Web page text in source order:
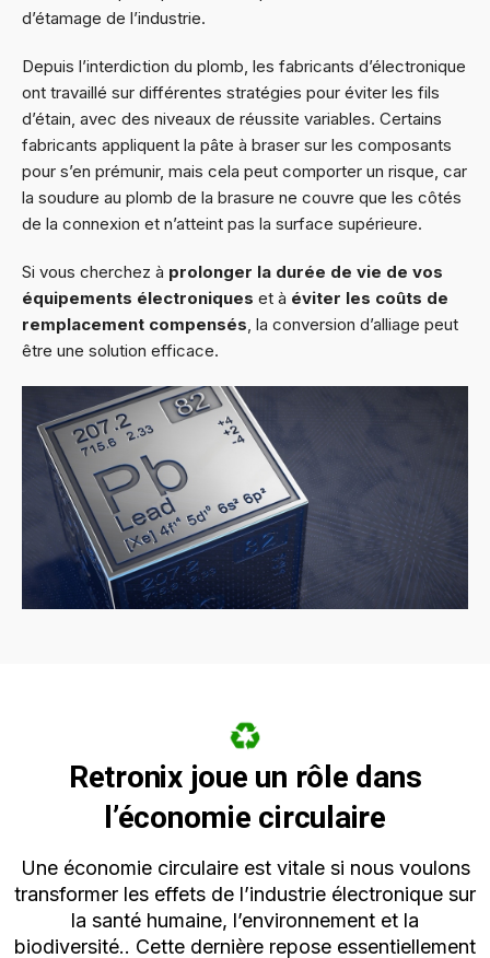
d’étamage de l’industrie.
Depuis l’interdiction du plomb, les fabricants d’électronique
ont travaillé sur différentes stratégies pour éviter les fils
d’étain, avec des niveaux de réussite variables. Certains
fabricants appliquent la pâte à braser sur les composants
pour s’en prémunir, mais cela peut comporter un risque, car
la soudure au plomb de la brasure ne couvre que les côtés
de la connexion et n’atteint pas la surface supérieure.
Si vous cherchez à prolonger la durée de vie de vos
équipements électroniques et à éviter les coûts de
remplacement compensés, la conversion d’alliage peut
être une solution efficace.
Retronix joue un rôle dans
l’économie circulaire
Une économie circulaire est vitale si nous voulons
transformer les effets de l’industrie électronique sur
la santé humaine, l’environnement et la
biodiversité.. Cette dernière repose essentiellement